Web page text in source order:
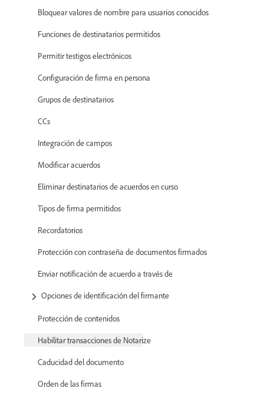
Bloquear valores de nombre para usuarios conocidos
Funciones de destinatarios permitidos
Permitir testigos electrónicos
Configuración de firma en persona
Grupos de destinatarios
CCs
Integración de campos
Modificar acuerdos
Eliminar destinatarios de acuerdos en curso
Tipos de firma permitidos
Recordatorios
Protección con contraseña de documentos firmados
Enviar notificación de acuerdo a través de
Opciones de identificación del firmante
Protección de contenidos
Habilitar transacciones de Notarize
Caducidad del documento
Orden de las firmas